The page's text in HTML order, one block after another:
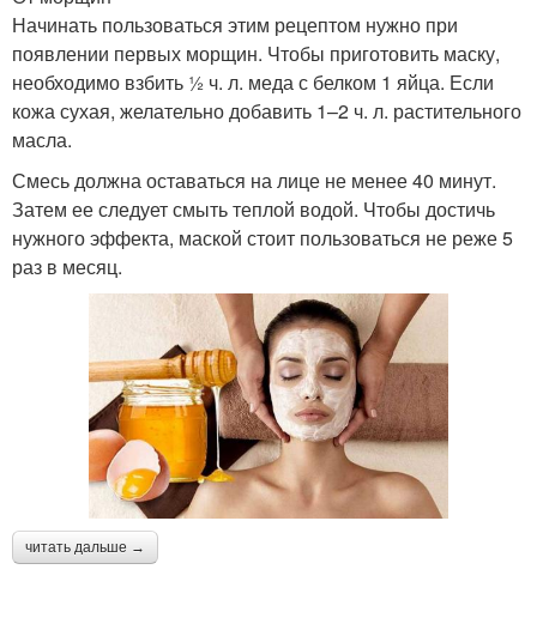
Начинать пользоваться этим рецептом нужно при
появлении первых морщин. Чтобы приготовить маску,
необходимо взбить ½ ч. л. меда с белком 1 яйца. Если
кожа сухая, желательно добавить 1–2 ч. л. растительного
масла.
Смесь должна оставаться на лице не менее 40 минут.
Затем ее следует смыть теплой водой. Чтобы достичь
нужного эффекта, маской стоит пользоваться не реже 5
раз в месяц.
читать дальше →